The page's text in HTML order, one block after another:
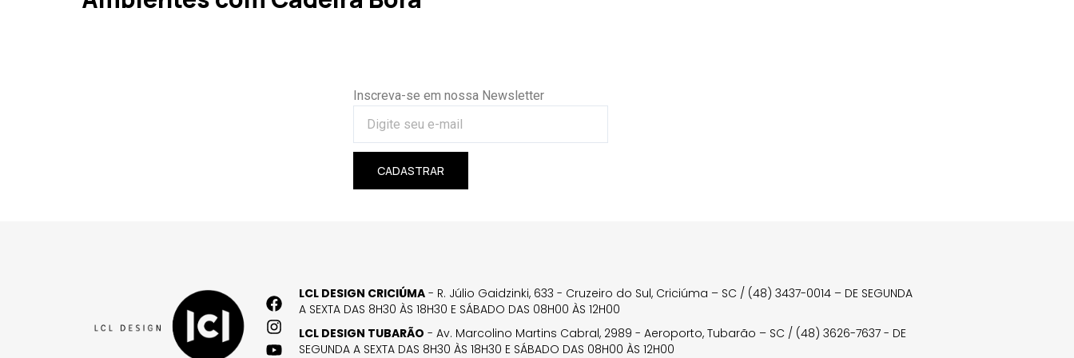
Inscreva-se em nossa Newsletter
CADASTRAR
LCL DESIGN CRICIÚMA - R. Júlio Gaidzinki, 633 - Cruzeiro do Sul, Criciúma – SC / (48) 3437-0014 – DE SEGUNDA
A SEXTA DAS 8H30 ÀS 18H30 E SÁBADO DAS 08H00 ÀS 12H00
LCL DESIGN TUBARÃO - Av. Marcolino Martins Cabral, 2989 - Aeroporto, Tubarão – SC / (48) 3626-7637 - DE
SEGUNDA A SEXTA DAS 8H30 ÀS 18H30 E SÁBADO DAS 08H00 ÀS 12H00